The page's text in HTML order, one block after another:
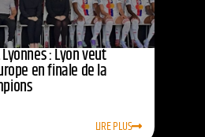
: Lyon veut
en finale de la
LIRE PLUS